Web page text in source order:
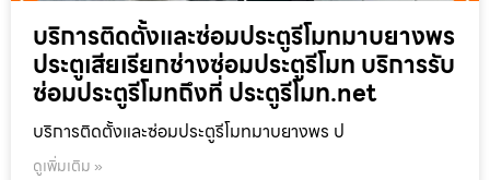
บริการติดตั้งและซ่อมประตูรีโมทมาบยางพร
ประตูเสียเรียกช่างซ่อมประตูรีโมท บริการรับ
ซ่อมประตูรีโมทถึงที่ ประตูรีโมท.net
บริการติดตั้งและซ่อมประตูรีโมทมาบยางพร ป
ดูเพิ่มเติม »